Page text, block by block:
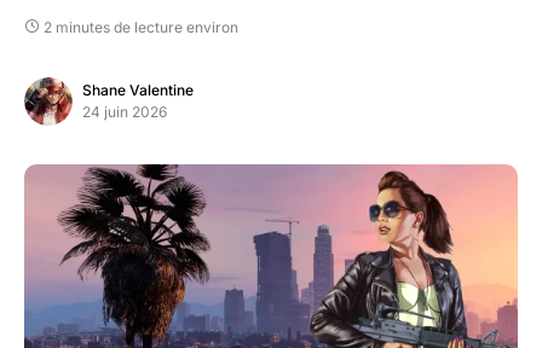
2 minutes de lecture environ
Shane Valentine
24 juin 2026